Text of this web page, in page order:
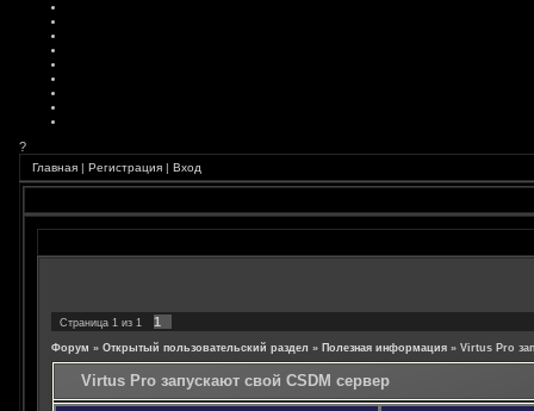
?
Главная | Регистрация | Вход
Страница 1 из 1 1
Форум » Открытый пользовательский раздел » Полезная информация » Virtus Pro
Virtus Pro запускают свой CSDM сервер